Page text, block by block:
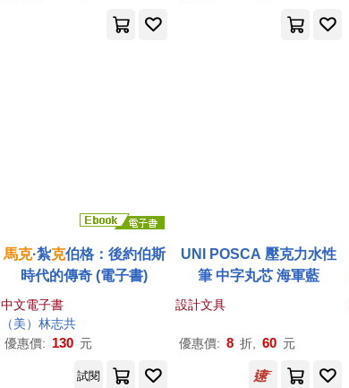
馬克·紮克伯格：後約伯斯
時代的傳奇 (電子書)
中文電子書
（美）林志共
優惠價: 130 元
UNI POSCA 壓克力水性
筆 中字丸芯 海軍藍
設計文具
優惠價: 8 折, 60 元
試閱